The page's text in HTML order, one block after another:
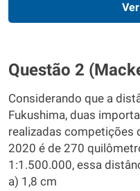
Questão 2
Considerando que a
Fukushima, duas
realizadas competições
2020 é de 270
1:1.500.000, essa
a) 1,8 cm